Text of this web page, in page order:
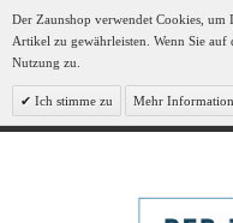
Der Zaunshop verwendet Cookies, um
Artikel zu gewährleisten. Wenn Sie
Nutzung zu.
Ich stimme zu Mehr